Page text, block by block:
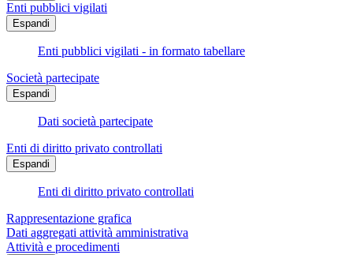
Enti pubblici vigilati
Espandi
Enti pubblici vigilati - in formato tabellare
Società partecipate
Espandi
Dati società partecipate
Enti di diritto privato controllati
Espandi
Enti di diritto privato controllati
Rappresentazione grafica
Dati aggregati attività amministrativa
Attività e procedimenti